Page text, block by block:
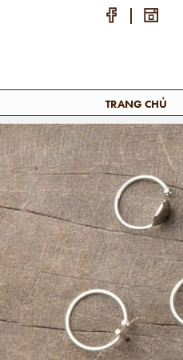
TRANG CHỦ